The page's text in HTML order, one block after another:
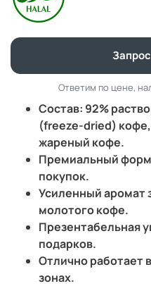
Ответим по цене,
Состав: 92%
(freeze-dried)
жареный кофе.
Премиальный
покупок.
Усиленный аромат
молотого кофе.
Презентабельная
подарков.
Отлично работает
зонах.